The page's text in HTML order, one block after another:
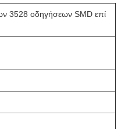
3528 οδηγήσεων SMD επί